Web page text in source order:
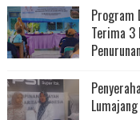
Program
Terima 3